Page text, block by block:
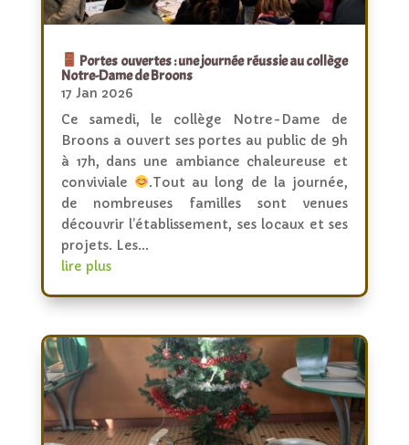
Portes ouvertes : une journée réussie au collège
Notre-Dame de Broons
17 Jan 2026
Ce samedi, le collège Notre-Dame de
Broons a ouvert ses portes au public de 9h
à 17h, dans une ambiance chaleureuse et
conviviale
.Tout au long de la journée,
de nombreuses familles sont venues
découvrir l’établissement, ses locaux et ses
projets. Les...
lire plus